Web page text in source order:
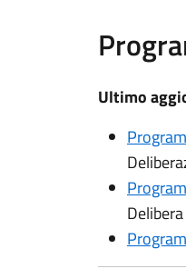
Ultimo